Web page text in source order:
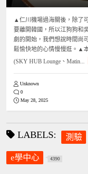
▲仁川機場過海關後，除了
要離開韓國，所以江狗狗和
劇的開始，我們想說時間尚
鬆愉快地的心情慢慢逛。▲
(SKY HUB Lounge、Matin...
Unknown
0
May 28, 2025
LABELS: 測驗
e學中心 4390